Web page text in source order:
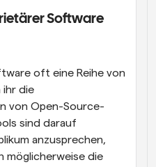
Software
oft eine Reihe von
ihr die
von Open-Source-
sind darauf
anzusprechen,
möglicherweise die